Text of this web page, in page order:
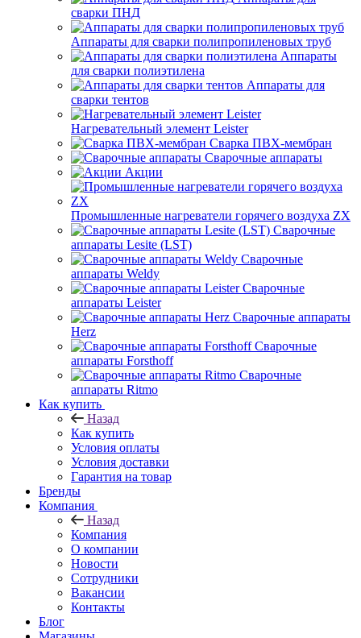
сварки ПНД
Аппараты для сварки полипропиленовых труб
Аппараты
для сварки полиэтилена
Аппараты для
сварки тентов
Нагревательный элемент Leister
Сварка ПВХ-мембран
Сварочные аппараты
Акции
Промышленные нагреватели горячего воздуха ZX
Сварочные
аппараты Lesite (LST)
Сварочные
аппараты Weldy
Сварочные
аппараты Leister
Сварочные аппараты
Herz
Сварочные
аппараты Forsthoff
Сварочные
аппараты Ritmo
Как купить
Назад
Как купить
Условия оплаты
Условия доставки
Гарантия на товар
Бренды
Компания
Назад
Компания
О компании
Новости
Сотрудники
Вакансии
Контакты
Блог